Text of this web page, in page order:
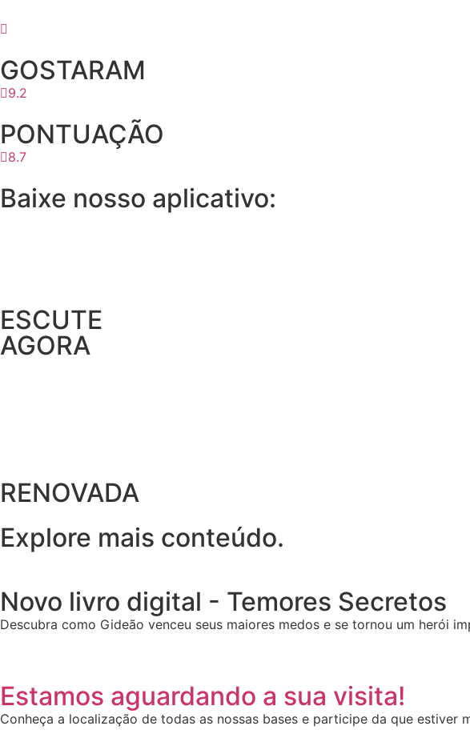
GOSTARAM
9.2
PONTUAÇÃO
8.7
Baixe nosso aplicativo:
ESCUTE
AGORA
RENOVADA
Explore mais conteúdo.
Novo livro digital - Temores Secretos
Descubra como Gideão venceu seus maiores medos e se tornou um herói
Estamos aguardando a sua visita!
Conheça a localização de todas as nossas bases e participe da que estiver